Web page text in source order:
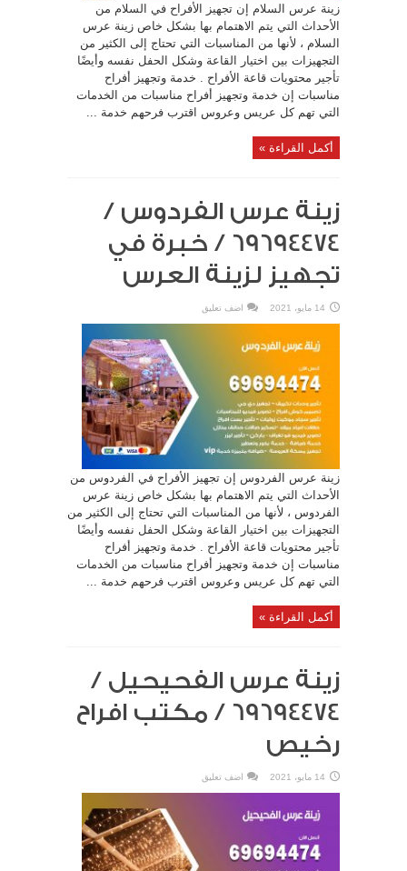
زينة عرس السلام إن تجهيز الأفراح في السلام من
الأحداث التي يتم الاهتمام بها بشكل خاص زينة عرس
السلام ، لأنها من المناسبات التي تحتاج إلى الكثير من
التجهيزات بين اختيار القاعة وشكل الحفل نفسه وأيضًا
تأجير محتويات قاعة الأفراح . خدمة وتجهيز أفراح
مناسبات إن خدمة وتجهيز أفراح مناسبات من الخدمات
التي تهم كل عريس وعروس اقترب فرحهم خدمة ...
أكمل القراءة »
زينة عرس الفردوس /
69694474 / خبرة في
تجهيز لزينة العرس
14 مايو، 2021 اضف تعليق
زينة عرس الفردوس إن تجهيز الأفراح في الفردوس من
الأحداث التي يتم الاهتمام بها بشكل خاص زينة عرس
الفردوس ، لأنها من المناسبات التي تحتاج إلى الكثير من
التجهيزات بين اختيار القاعة وشكل الحفل نفسه وأيضًا
تأجير محتويات قاعة الأفراح . خدمة وتجهيز أفراح
مناسبات إن خدمة وتجهيز أفراح مناسبات من الخدمات
التي تهم كل عريس وعروس اقترب فرحهم خدمة ...
أكمل القراءة »
زينة عرس الفحيحيل /
69694474 / مكتب افراح
رخيص
14 مايو، 2021 اضف تعليق